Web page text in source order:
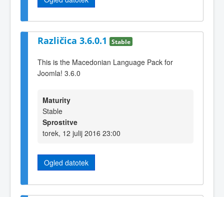
Različica 3.6.0.1 Stable
This is the Macedonian Language Pack for
Joomla! 3.6.0
Maturity
Stable
Sprostitve
torek, 12 julij 2016 23:00
Ogled datotek